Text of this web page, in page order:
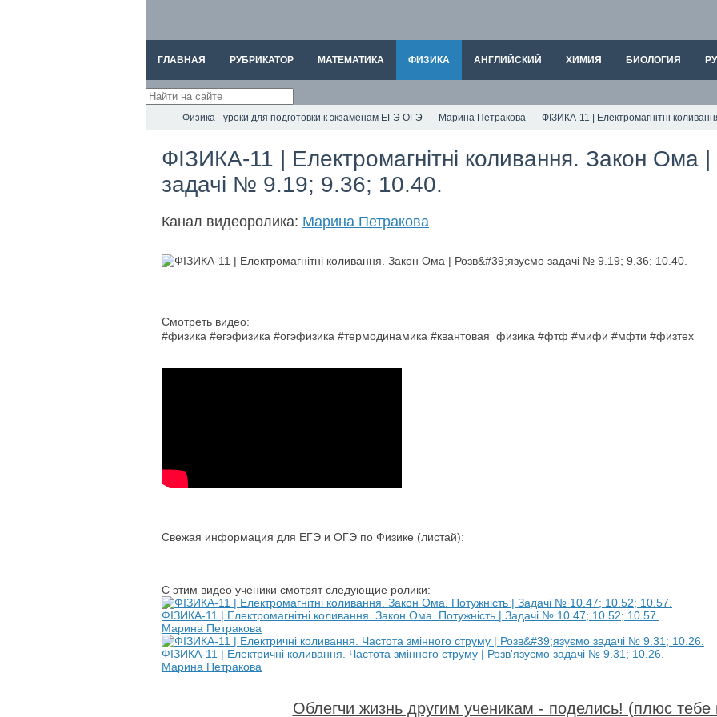
ГЛАВНАЯ РУБРИКАТОР МАТЕМАТИКА ФИЗИКА АНГЛИЙСКИЙ ХИМИЯ БИОЛОГИЯ
Физика - уроки для подготовки к экзаменам ЕГЭ ОГЭ Марина Петракова ФІЗИКА-11 | Електромагнітні
ФІЗИКА-11 | Електромагнітні коливання. Закон Ома
задачі № 9.19; 9.36; 10.40.
Канал видеоролика: Марина Петракова
Смотреть видео:
#физика #егэфизика #огэфизика #термодинамика #квантовая_физика #фтф #мифи #мфти #физтех
Свежая информация для ЕГЭ и ОГЭ по Физике (листай):
С этим видео ученики смотрят следующие ролики:
ФІЗИКА-11 | Електромагнітні коливання. Закон Ома. Потужність | Задачі № 10.47; 10.52; 10.57.
Марина Петракова
ФІЗИКА-11 | Електричні коливання. Частота змінного струму | Розв'язуємо задачі № 9.31; 10.26.
Марина Петракова
Облегчи жизнь другим ученикам - поделись! (плюс тебе